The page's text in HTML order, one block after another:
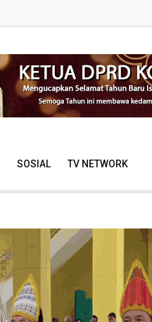
SOSIAL TV NETWORK